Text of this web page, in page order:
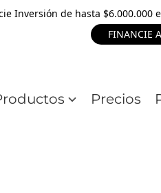
Inversión de hasta
FINANCIE
Precios